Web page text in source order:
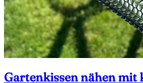
Gartenkissen nähen mit